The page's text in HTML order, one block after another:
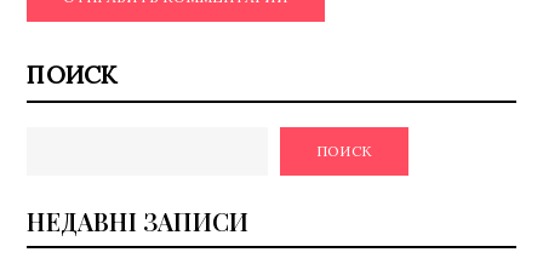
ПОИСК
ПОИСК
НЕДАВНІ ЗАПИСИ